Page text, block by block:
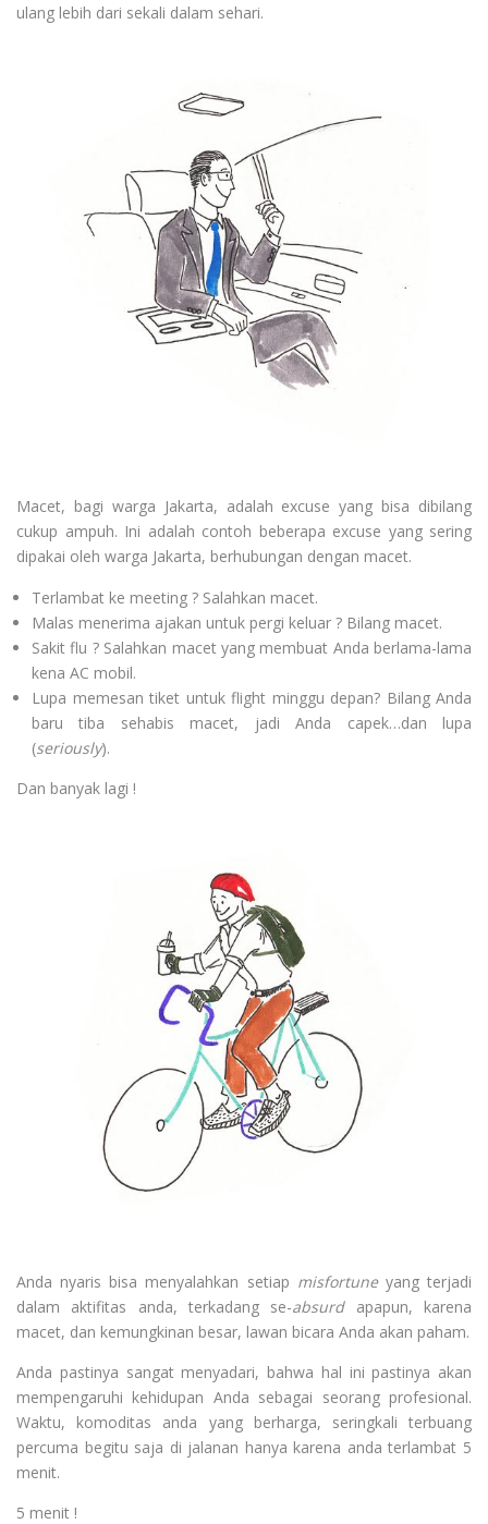
ulang lebih dari sekali dalam sehari.
Macet, bagi warga Jakarta, adalah excuse yang bisa dibilang
cukup ampuh. Ini adalah contoh beberapa excuse yang sering
dipakai oleh warga Jakarta, berhubungan dengan macet.
Terlambat ke meeting ? Salahkan macet.
Malas menerima ajakan untuk pergi keluar ? Bilang macet.
Sakit flu ? Salahkan macet yang membuat Anda berlama-lama
kena AC mobil.
Lupa memesan tiket untuk flight minggu depan? Bilang Anda
baru tiba sehabis macet, jadi Anda capek…dan lupa
(seriously).
Dan banyak lagi !
Anda nyaris bisa menyalahkan setiap misfortuneyang terjadi
dalam aktifitas anda, terkadang se-absurdapapun, karena
macet, dan kemungkinan besar, lawan bicara Anda akan paham.
Anda pastinya sangat menyadari, bahwa hal ini pastinya akan
mempengaruhi kehidupan Anda sebagai seorang profesional.
Waktu, komoditas anda yang berharga, seringkali terbuang
percuma begitu saja di jalanan hanya karena anda terlambat 5
menit.
5 menit !